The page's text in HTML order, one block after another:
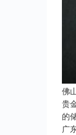
佛
贵
的
广